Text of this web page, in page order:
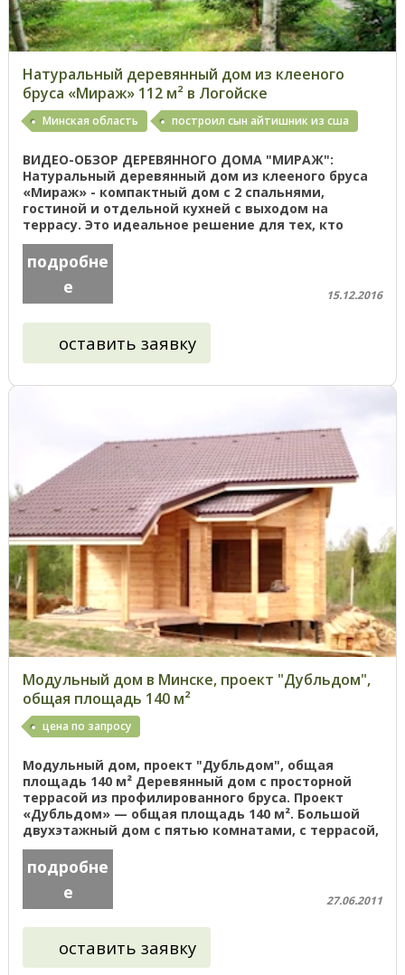
Натуральный деревянный дом из клееного
бруса «Мираж» 112 м² в Логойске
Минская область построил сын айтишник из сша
ВИДЕО-ОБЗОР ДЕРЕВЯННОГО ДОМА "МИРАЖ":
Натуральный деревянный дом из клееного бруса
«Мираж» - компактный дом с 2 спальнями,
гостиной и отдельной кухней с выходом на
террасу. Это идеальное решение для тех, кто
ищет небольшой дом для постоянного ...
подробне
е
15.12.2016
оставить заявку
Модульный дом в Минске, проект "Дубльдом",
общая площадь 140 м²
цена по запросу
Модульный дом, проект "Дубльдом", общая
площадь 140 м² Деревянный дом с просторной
террасой из профилированного бруса. Проект
«Дубльдом» — общая площадь 140 м². Большой
двухэтажный дом с пятью комнатами, с террасой,
с фундаментом на винтовых сваях ...
подробне
е
27.06.2011
оставить заявку